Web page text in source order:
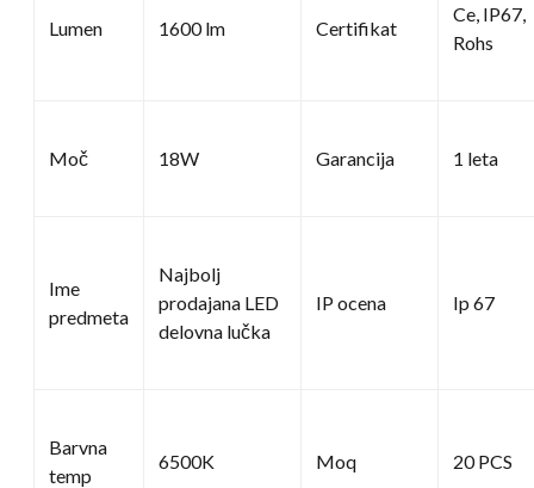
Lumen 1600 lm Certifikat
Ce, IP67,
Rohs
Moč 18W Garancija 1 leta
Ime
predmeta
Najbolj
prodajana LED
delovna lučka
IP ocena Ip 67
Barvna
temp
6500K Moq 20 PCS